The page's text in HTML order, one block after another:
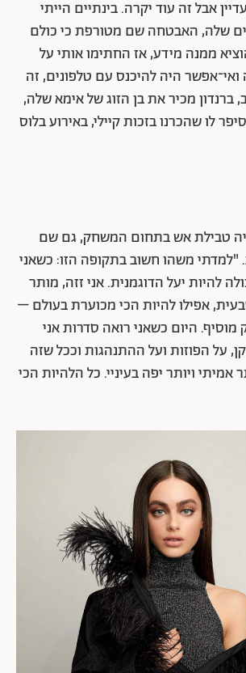
אבל זה עוד יקרה. בינתיים הייתי
שלה, האבטחה שם מטורפת כי כולם
ממנה מידע, אז החתימו אותי על
ואי־אפשר היה להיכנס עם טלפונים, זה
ברנדון מכיר את בן הזוג של אימא שלה,
לו שהכרנו בזכות קיילי, באירוע בלוס
טבילת אש בתחום המשחק, גם שם
"למדתי משהו חשוב בתקופה הזו: כשאני
להיות יעל הדוגמנית. אני זזה, מותר
אפילו להיות הכי מכוערת בעולם –
מוסיף. היום כשאני רואה סדרות אני
על הפוזות ועל ההתנהגות וככל שזה
אמיתי ויותר יפה בעיניי. כל הלהיות הכי